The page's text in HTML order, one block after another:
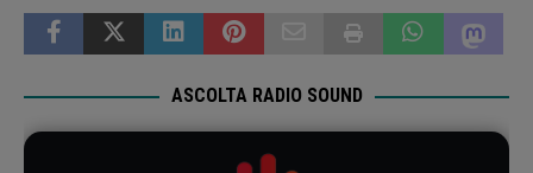
ASCOLTA RADIO SOUND